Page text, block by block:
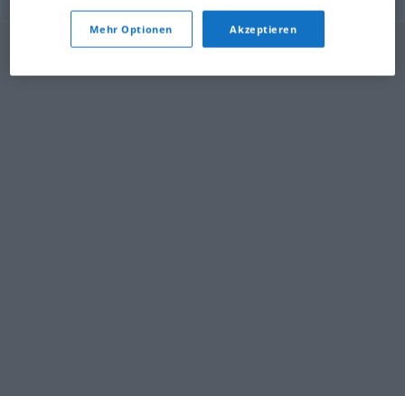
Mehr Optionen Akzeptieren